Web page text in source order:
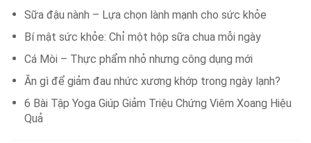
Sữa đậu nành – Lựa chọn lành mạnh cho sức khỏe
Bí mật sức khỏe: Chỉ một hộp sữa chua mỗi ngày
Cá Mòi – Thực phẩm nhỏ nhưng công dụng mới
Ăn gì để giảm đau nhức xương khớp trong ngày lạnh?
6 Bài Tập Yoga Giúp Giảm Triệu Chứng Viêm Xoang Hiệu
Quả